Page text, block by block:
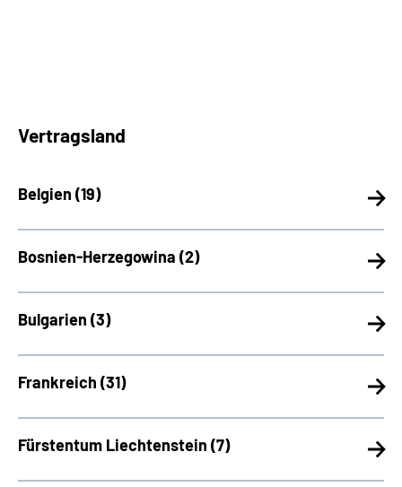
Vertragsland
Belgien (19)
Bosnien-Herzegowina (2)
Bulgarien (3)
Frankreich (31)
Fürstentum Liechtenstein (7)